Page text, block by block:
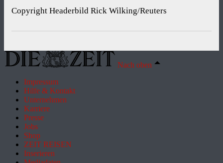
Copyright Headerbild Rick Wilking/Reuters
Nach oben
Impressum
Hilfe & Kontakt
Unternehmen
Karriere
Presse
Jobs
Shop
ZEIT REISEN
Inserieren